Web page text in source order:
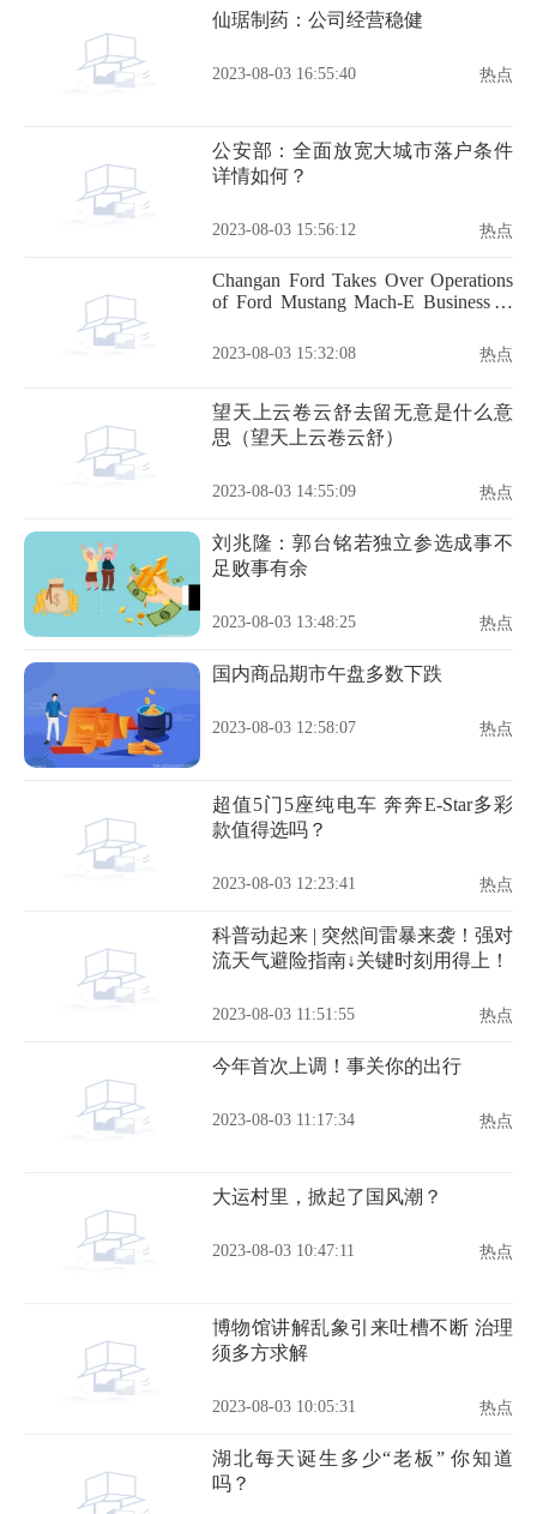
仙琚制药：公司经营稳健
2023-08-03 16:55:40 热点
公安部：全面放宽大城市落户条件
详情如何？
2023-08-03 15:56:12 热点
Changan Ford Takes Over Operations
of Ford Mustang Mach-E Business in
2023-08-03 15:32:08 热点
望天上云卷云舒去留无意是什么意
思（望天上云卷云舒）
2023-08-03 14:55:09 热点
刘兆隆：郭台铭若独立参选成事不
足败事有余
2023-08-03 13:48:25 热点
国内商品期市午盘多数下跌
2023-08-03 12:58:07 热点
超值5门5座纯电车 奔奔E-Star多彩
款值得选吗？
2023-08-03 12:23:41 热点
科普动起来 | 突然间雷暴来袭！强对
流天气避险指南↓关键时刻用得上！
2023-08-03 11:51:55 热点
今年首次上调！事关你的出行
2023-08-03 11:17:34 热点
大运村里，掀起了国风潮？
2023-08-03 10:47:11 热点
博物馆讲解乱象引来吐槽不断 治理
须多方求解
2023-08-03 10:05:31 热点
湖北每天诞生多少“老板” 你知道
吗？